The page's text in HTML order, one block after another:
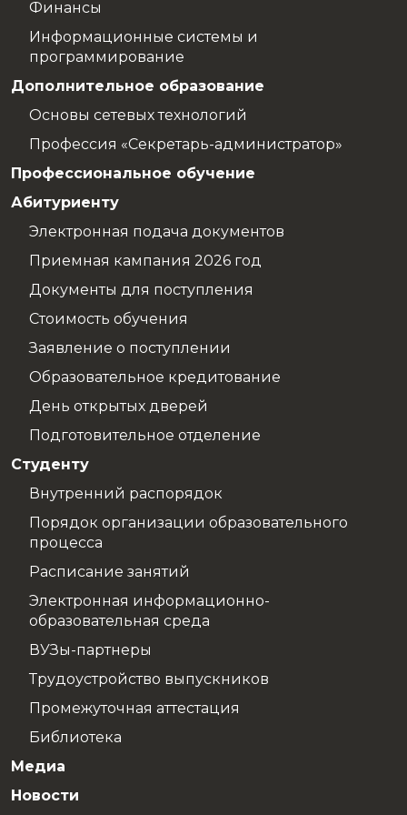
Финансы
Информационные системы и
программирование
Дополнительное образование
Основы сетевых технологий
Профессия «Секретарь-администратор»
Профессиональное обучение
Абитуриенту
Электронная подача документов
Приемная кампания 2026 год
Документы для поступления
Стоимость обучения
Заявление о поступлении
Образовательное кредитование
День открытых дверей
Подготовительное отделение
Студенту
Внутренний распорядок
Порядок организации образовательного
процесса
Расписание занятий
Электронная информационно-
образовательная среда
ВУЗы-партнеры
Трудоустройство выпускников
Промежуточная аттестация
Библиотека
Медиа
Новости